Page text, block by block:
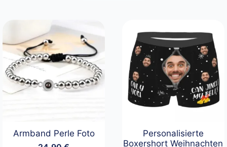
Armband Perle Foto
Personalisierte
Boxershort Weihnachten